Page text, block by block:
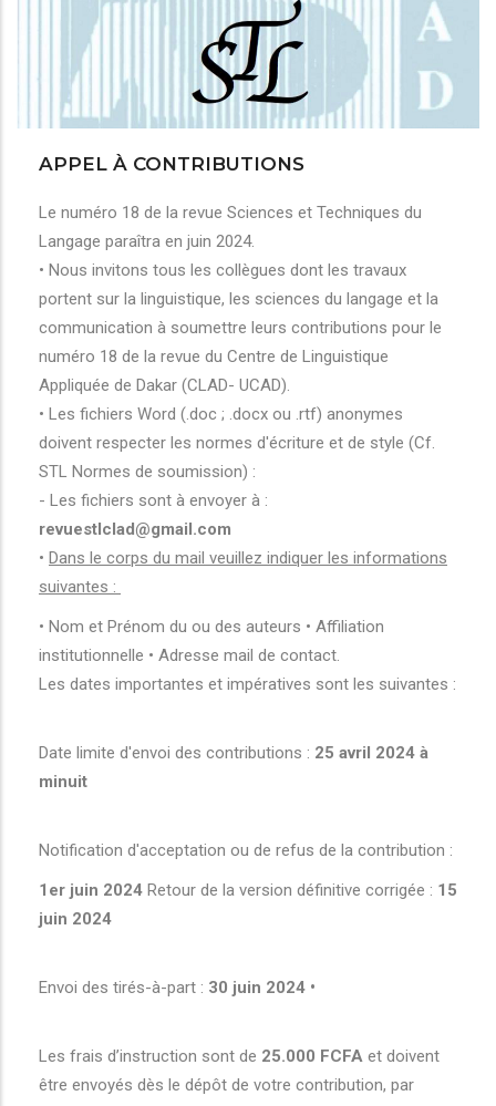
APPEL À CONTRIBUTIONS
Le numéro 18 de la revue Sciences et Techniques du
Langage paraîtra en juin 2024.
• Nous invitons tous les collègues dont les travaux
portent sur la linguistique, les sciences du langage et la
communication à soumettre leurs contributions pour le
numéro 18 de la revue du Centre de Linguistique
Appliquée de Dakar (CLAD- UCAD).
• Les fichiers Word (.doc ; .docx ou .rtf) anonymes
doivent respecter les normes d'écriture et de style (Cf.
STL Normes de soumission) :
- Les fichiers sont à envoyer à :
revuestlclad@gmail.com
• Dans le corps du mail veuillez indiquer les informations
suivantes :
• Nom et Prénom du ou des auteurs • Affiliation
institutionnelle • Adresse mail de contact.
Les dates importantes et impératives sont les suivantes :
Date limite d'envoi des contributions : 25 avril 2024 à
minuit
Notification d'acceptation ou de refus de la contribution :
1er juin 2024 Retour de la version définitive corrigée : 15
juin 2024
Envoi des tirés-à-part : 30 juin 2024 •
Les frais d’instruction sont de 25.000 FCFA et doivent
être envoyés dès le dépôt de votre contribution, par